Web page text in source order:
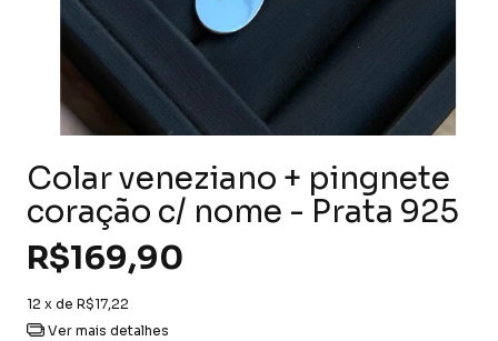
Colar veneziano + pingnete
coração c/ nome - Prata 925
R$169,90
12 x de R$17,22
Ver mais detalhes